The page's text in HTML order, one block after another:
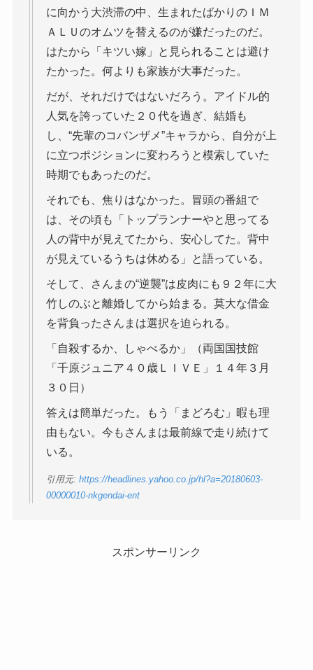
に向かう大渋滞の中、生まれたばかりのＩＭ
ＡＬＵのオムツを替えるのが嫌だったのだ。
はたから「キツい嫁」と見られることは避け
たかった。何よりも家族が大事だった。
だが、それだけではないだろう。アイドル的
人気を誇っていた２０代を過ぎ、結婚も
し、“先輩のコバンザメ”キャラから、自分が上
に立つポジションに変わろうと模索していた
時期でもあったのだ。
それでも、焦りはなかった。冒頭の番組で
は、その頃も「トップランナーやと思ってる
人の背中が見えてたから、安心してた。背中
が見えているうちは休める」と語っている。
そして、さんまの“逆襲”は皮肉にも９２年に大
竹しのぶと離婚してから始まる。莫大な借金
を背負ったさんまは選択を迫られる。
「自殺するか、しゃべるか」（両国国技館
「千原ジュニア４０歳ＬＩＶＥ」１４年３月
３０日）
答えは簡単だった。もう「まどろむ」暇も理
由もない。今もさんまは最前線で走り続けて
いる。
引用元: https://headlines.yahoo.co.jp/hl?a=20180603-
00000010-nkgendai-ent
スポンサーリンク